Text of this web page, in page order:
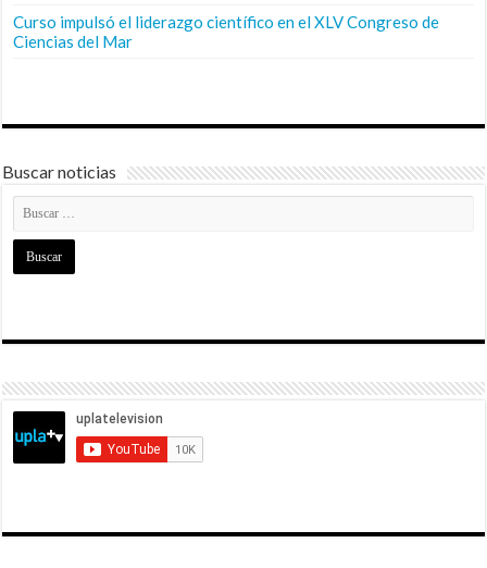
Curso impulsó el liderazgo científico en el XLV Congreso de
Ciencias del Mar
Buscar noticias